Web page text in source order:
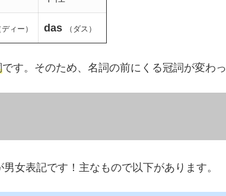
ディー） das （ダス）
です。そのため、名詞の前にくる冠詞が変わっ
女表記です！主なもので以下があります。